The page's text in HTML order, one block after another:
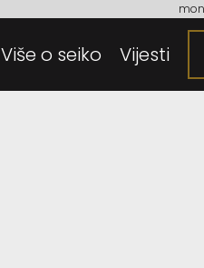
Više o seiko
Tehnologija
Vijesti